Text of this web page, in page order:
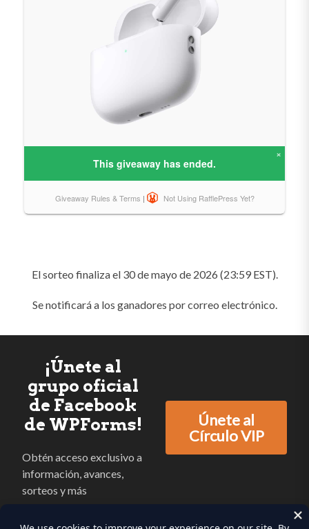
El sorteo finaliza el 30 de mayo de 2026 (23:59 EST).
Se notificará a los ganadores por correo electrónico.
¡Únete al
grupo oficial
de Facebook
de WPForms!
Obtén acceso exclusivo a
información, avances,
sorteos y más
Únete al
Círculo VIP